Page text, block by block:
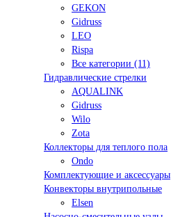
GEKON
Gidruss
LEO
Rispa
Все категории (11)
Гидравлические стрелки
AQUALINK
Gidruss
Wilo
Zota
Коллекторы для теплого пола
Ondo
Комплектующие и аксессуары
Конвекторы внутрипольные
Elsen